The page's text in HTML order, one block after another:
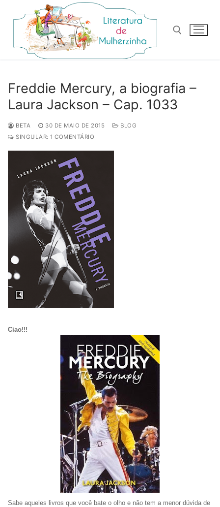
para
conteúdo
Freddie Mercury, a biografia –
Laura Jackson – Cap. 1033
BETA 30 DE MAIO DE 2015
BLOG
SINGULAR: 1 COMENTÁRIO
Ciao!!!
Sabe aqueles livros que você bate o olho e não tem a menor dúvida de